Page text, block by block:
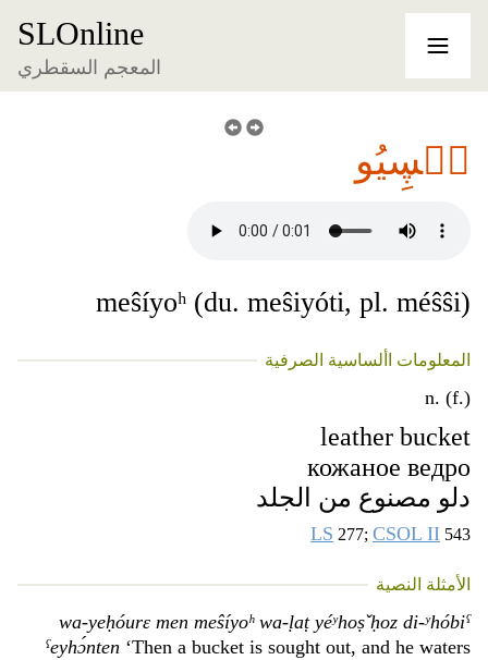
SLOnline
المعجم السقطري
مٞڛِيُو
meŝíyoʰ (du. meŝiyóti, pl. méŝŝi)
المعلومات األساسية الصرفية
n. (f.)
leather bucket
кожаное ведро
دلو مصنوع من الجلد
LS 277; CSOL II 543
الأمثلة النصية
wa-yeḥóurɛ men meŝíyoʰ wa-ḷaṭ yéʸhoṣ̌ ḥoz di-ʸhóbiˁ
ˁeyhɔ́nten ‘Then a bucket is sought out, and he waters